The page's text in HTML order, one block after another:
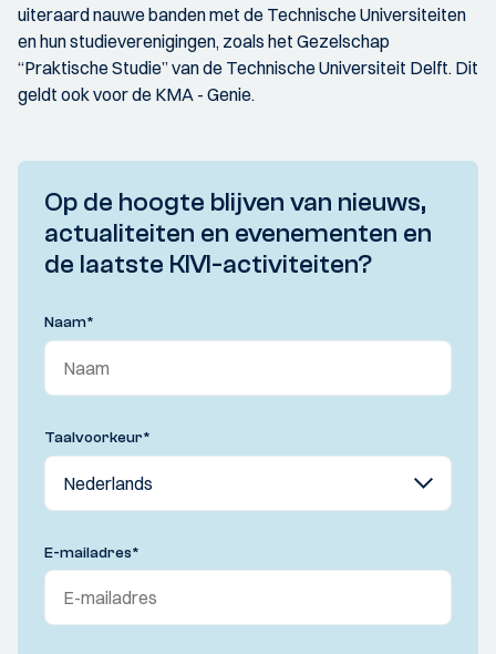
uiteraard nauwe banden met de Technische Universiteiten
en hun studieverenigingen, zoals het Gezelschap
“Praktische Studie” van de Technische Universiteit Delft. Dit
geldt ook voor de KMA - Genie.
Op de hoogte blijven van nieuws,
actualiteiten en evenementen en
de laatste KIVI-activiteiten?
Naam*
Taalvoorkeur*
E-mailadres*